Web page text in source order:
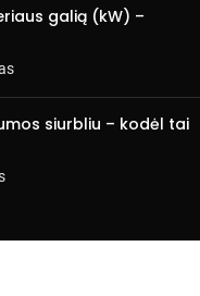
galią (kW) –
siurbliu – kodėl tai